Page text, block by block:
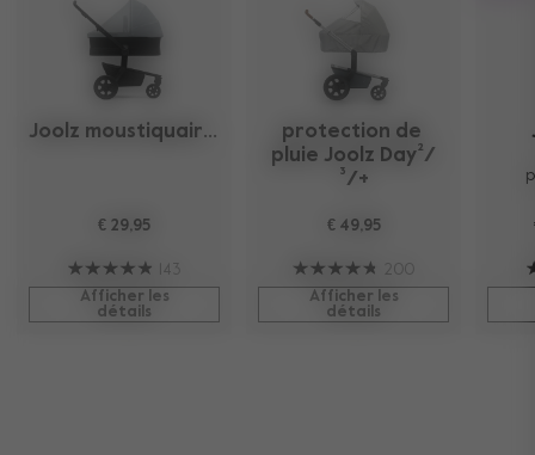
Joolz moustiquaire
€ 29,95
Afficher les
détails
protection de
pluie Joolz Day²/
³/+
€ 49,95
200
Afficher les
détails